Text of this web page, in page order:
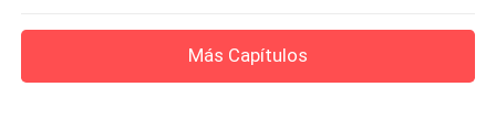
Más Capítulos